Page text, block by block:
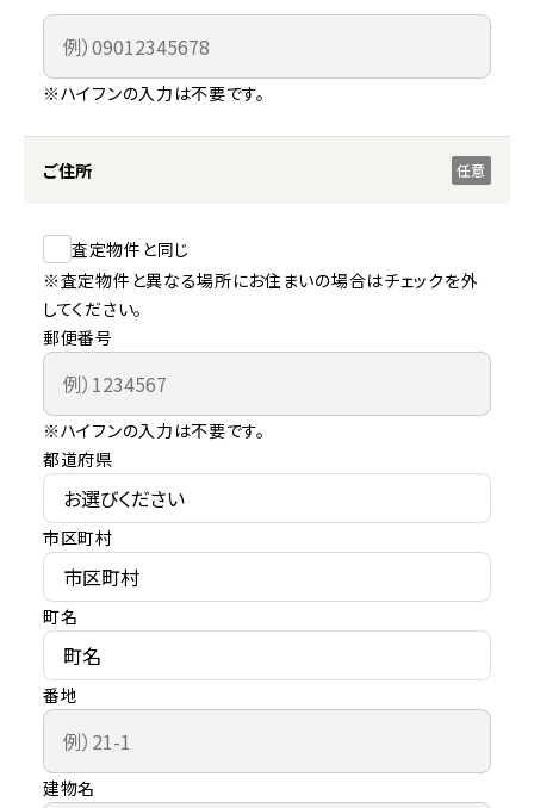
※ハイフンの入力は不要です。
ご住所 任意
査定物件と同じ
※査定物件と異なる場所にお住まいの場合はチェックを外
してください。
郵便番号
※ハイフンの入力は不要です。
都道府県
市区町村
町名
番地
建物名